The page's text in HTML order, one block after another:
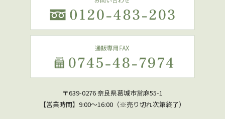
〒639-0276 奈良県葛城市當麻55-1
【営業時間】9:00～16:00（※売り切れ次第終了）